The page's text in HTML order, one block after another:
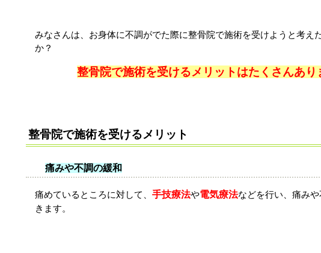
みなさんは、お身体に不調がでた際に整骨院で施術を受けようと考え
か？
整骨院で施術を受けるメリットはたくさんあり
整骨院で施術を受けるメリット
痛みや不調の緩和
痛めているところに対して、 手技療法や電気療法などを行い、痛み
きます。